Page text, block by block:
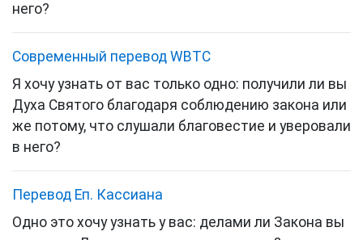
него?
Cовременный перевод WBTC
Я хочу узнать от вас только одно: получили ли вы
Духа Святого благодаря соблюдению закона или
же потому, что слушали благовестие и уверовали
в него?
Перевод Еп. Кассиана
Одно это хочу узнать у вас: делами ли Закона вы